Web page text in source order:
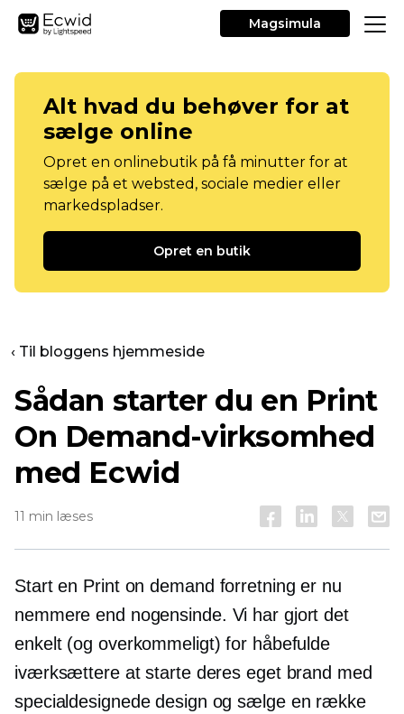
Magsimula
Alt hvad du behøver for at
sælge online
Opret en onlinebutik på få minutter for at
sælge på et websted, sociale medier eller
markedspladser.
Opret en butik
‹ Til bloggens hjemmeside
Sådan starter du en Print
On Demand-virksomhed
med Ecwid
11 min læses
Start en Print on demand forretning er nu
nemmere end nogensinde. Vi har gjort det
enkelt (og overkommeligt) for håbefulde
iværksættere at starte deres eget brand med
specialdesignede design og sælge en række